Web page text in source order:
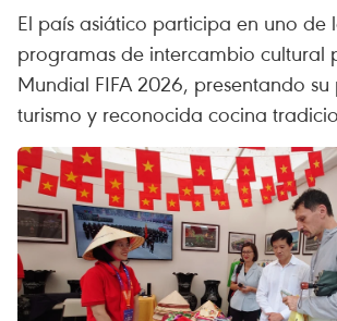
El país asiático participa en uno de
programas de intercambio cultural
Mundial FIFA 2026, presentando
turismo y reconocida cocina